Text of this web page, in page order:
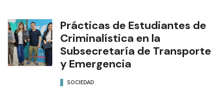
Prácticas de Estudiantes de
Criminalística en la
Subsecretaría de Transporte
y Emergencia
SOCIEDAD